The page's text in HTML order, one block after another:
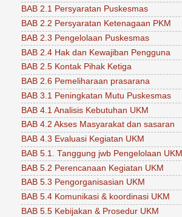
BAB 2.1 Persyaratan Puskesmas
BAB 2.2 Persyaratan Ketenagaan PKM
BAB 2.3 Pengelolaan Puskesmas
BAB 2.4 Hak dan Kewajiban Pengguna
BAB 2.5 Kontak Pihak Ketiga
BAB 2.6 Pemeliharaan prasarana
BAB 3.1 Peningkatan Mutu Puskesmas
BAB 4.1 Analisis Kebutuhan UKM
BAB 4.2 Akses Masyarakat dan sasaran
BAB 4.3 Evaluasi Kegiatan UKM
BAB 5.1. Tanggung jwb Pengelolaan UKM
BAB 5.2 Perencanaan Kegiatan UKM
BAB 5.3 Pengorganisasian UKM
BAB 5.4 Komunikasi & koordinasi UKM
BAB 5.5 Kebijakan & Prosedur UKM